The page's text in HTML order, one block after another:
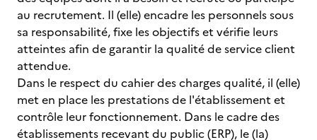
au recrutement. Il (elle) encadre les personnels sous
sa responsabilité, fixe les objectifs et vérifie leurs
atteintes afin de garantir la qualité de service client
attendue.
Dans le respect du cahier des charges qualité, il (elle)
met en place les prestations de l'établissement et
contrôle leur fonctionnement. Dans le cadre des
établissements recevant du public (ERP), le (la)